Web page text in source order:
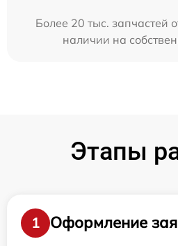
Более 20 тыс. запчастей
наличии на
Этапы
1
Оформление